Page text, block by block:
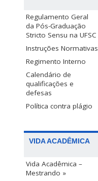
Regulamento Geral
da Pós-Graduação
Stricto Sensu na UFSC
Instruções Normativas
Regimento Interno
Calendário de
qualificações e
defesas
Política contra plágio
VIDA ACADÊMICA
Vida Acadêmica –
Mestrando »